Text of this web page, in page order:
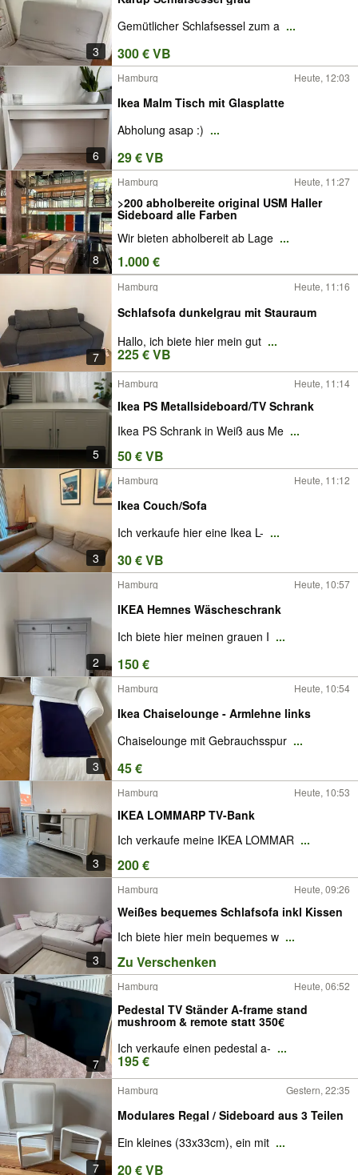
3
Gemütlicher Schlafsessel zum a ...
300 € VB
6
Hamburg Heute, 12:03
Ikea Malm Tisch mit Glasplatte
Abholung asap :) ...
29 € VB
8
Hamburg Heute, 11:27
>200 abholbereite original USM Haller
Sideboard alle Farben
Wir bieten abholbereit ab Lage ...
1.000 €
7
Hamburg Heute, 11:16
Schlafsofa dunkelgrau mit Stauraum
Hallo, ich biete hier mein gut ...
225 € VB
5
Hamburg Heute, 11:14
Ikea PS Metallsideboard/TV Schrank
Ikea PS Schrank in Weiß aus Me ...
50 € VB
3
Hamburg Heute, 11:12
Ikea Couch/Sofa
Ich verkaufe hier eine Ikea L- ...
30 € VB
2
Hamburg Heute, 10:57
IKEA Hemnes Wäscheschrank
Ich biete hier meinen grauen I ...
150 €
3
Hamburg Heute, 10:54
Ikea Chaiselounge - Armlehne links
Chaiselounge mit Gebrauchsspur ...
45 €
3
Hamburg Heute, 10:53
IKEA LOMMARP TV-Bank
Ich verkaufe meine IKEA LOMMAR ...
200 €
3
Hamburg Heute, 09:26
Weißes bequemes Schlafsofa inkl Kissen
Ich biete hier mein bequemes w ...
Zu Verschenken
7
Hamburg Heute, 06:52
Pedestal TV Ständer A-frame stand
mushroom & remote statt 350€
Ich verkaufe einen pedestal a- ...
195 €
7
Hamburg Gestern, 22:35
Modulares Regal / Sideboard aus 3 Teilen
Ein kleines (33x33cm), ein mit ...
20 € VB